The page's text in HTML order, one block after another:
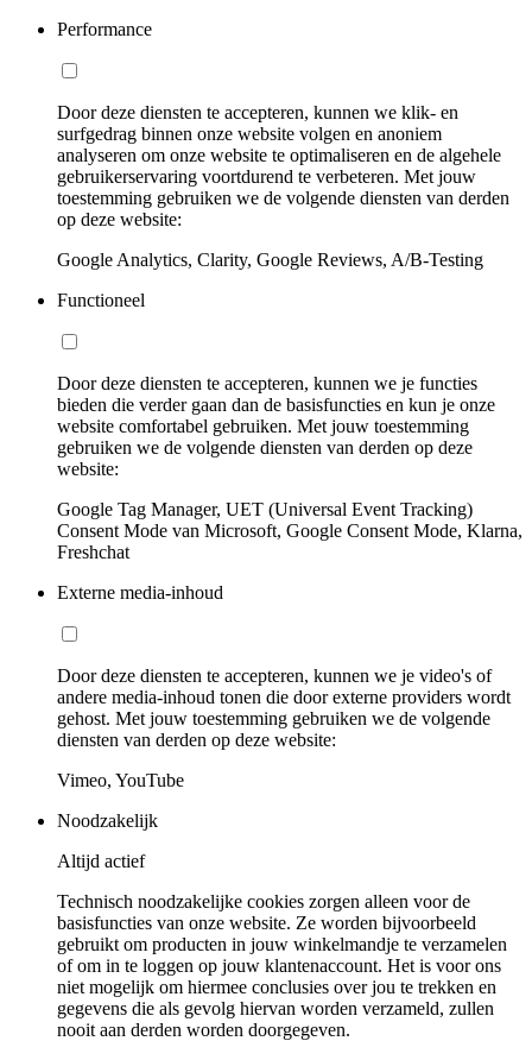
Performance
Door deze diensten te accepteren, kunnen we klik- en
surfgedrag binnen onze website volgen en anoniem
analyseren om onze website te optimaliseren en de algehele
gebruikerservaring voortdurend te verbeteren. Met jouw
toestemming gebruiken we de volgende diensten van derden
op deze website:
Google Analytics, Clarity, Google Reviews, A/B-Testing
Functioneel
Door deze diensten te accepteren, kunnen we je functies
bieden die verder gaan dan de basisfuncties en kun je onze
website comfortabel gebruiken. Met jouw toestemming
gebruiken we de volgende diensten van derden op deze
website:
Google Tag Manager, UET (Universal Event Tracking)
Consent Mode van Microsoft, Google Consent Mode, Klarna,
Freshchat
Externe media-inhoud
Door deze diensten te accepteren, kunnen we je video's of
andere media-inhoud tonen die door externe providers wordt
gehost. Met jouw toestemming gebruiken we de volgende
diensten van derden op deze website:
Vimeo, YouTube
Noodzakelijk
Altijd actief
Technisch noodzakelijke cookies zorgen alleen voor de
basisfuncties van onze website. Ze worden bijvoorbeeld
gebruikt om producten in jouw winkelmandje te verzamelen
of om in te loggen op jouw klantenaccount. Het is voor ons
niet mogelijk om hiermee conclusies over jou te trekken en
gegevens die als gevolg hiervan worden verzameld, zullen
nooit aan derden worden doorgegeven.